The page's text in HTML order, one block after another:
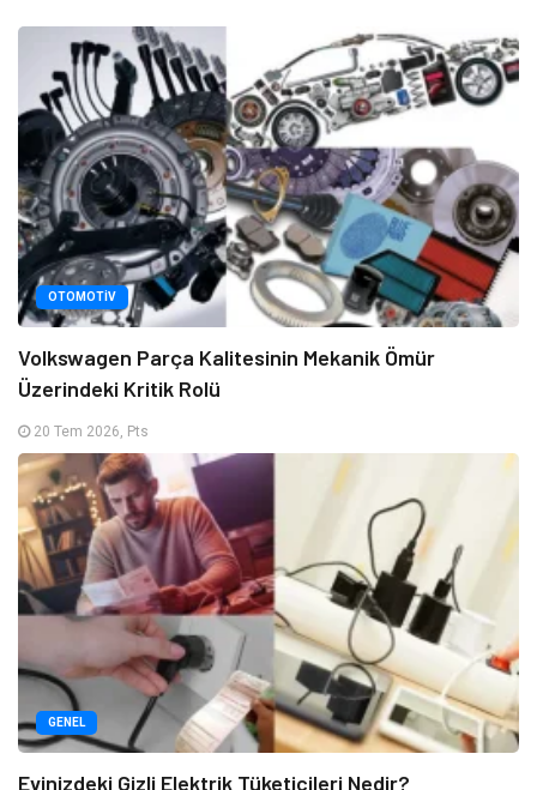
OTOMOTIV
Volkswagen Parça Kalitesinin Mekanik Ömür
Üzerindeki Kritik Rolü
20 Tem 2026, Pts
GENEL
Evinizdeki Gizli Elektrik Tüketicileri Nedir?